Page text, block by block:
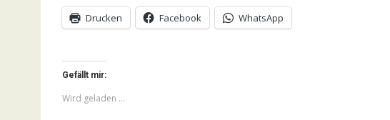
Drucken Facebook WhatsApp
Gefällt mir:
Wird geladen …